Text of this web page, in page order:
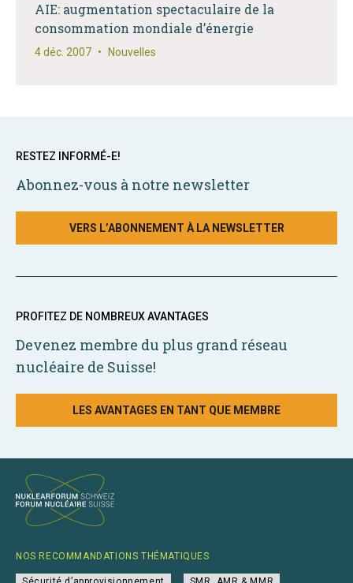
AIE: augmentation spectaculaire de la
consommation mondiale d’énergie
4 déc. 2007 • Nouvelles
RESTEZ INFORMÉ-E!
Abonnez-vous à notre newsletter
VERS L’ABONNEMENT À LA NEWSLETTER
PROFITEZ DE NOMBREUX AVANTAGES
Devenez membre du plus grand réseau
nucléaire de Suisse!
LES AVANTAGES EN TANT QUE MEMBRE
NOS RECOMMANDATIONS THÉMATIQUES